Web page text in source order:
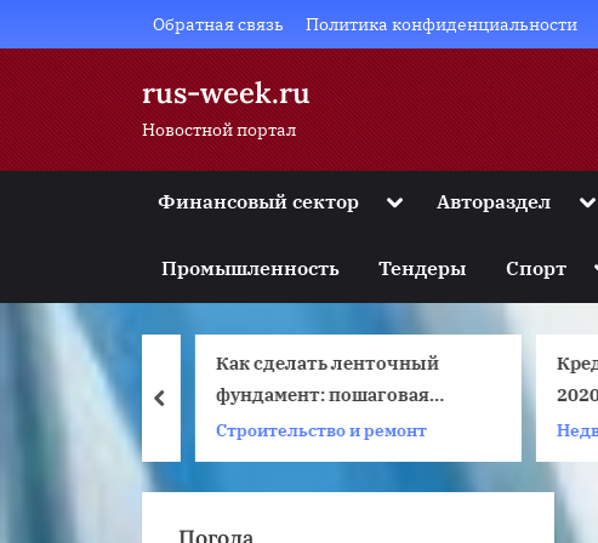
to
Обратная связь Политика конфиденциальности
rus-week.ru
Новостной портал
Финансовый сектор Toggle
menu
Toggle
menu
Toggle
menu
sub-
Автораздел
Промышленность Тендеры Спорт
Как сделать ленточный
фундамент: пошаговая
инструкция по заливке
своими руками для дома
Строительство и ремонт
2020
prev